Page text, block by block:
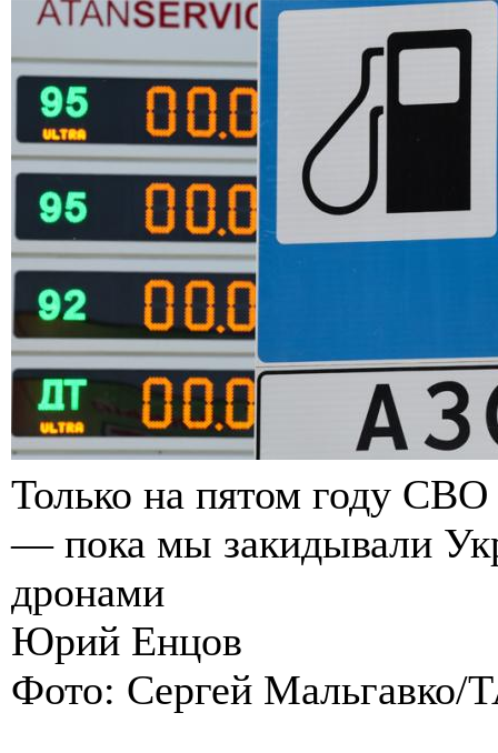
Только на пятом году СВО
— пока мы закидывали
дронами
Юрий Енцов
Фото: Сергей Мальгавко/